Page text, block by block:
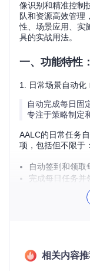
像识别和精准控制
队和资源高效管理
性、场景应用、实
具的实战用法。
一、功能特性
1. 日常场景自动化
自动完成每日固
专注于策略制定
AALC的日常任务
项，包括但不限于：
自动签到和领取
完成每日任务并
自动收取邮件
定期检查并领
挑战场景模块主要
相关内容